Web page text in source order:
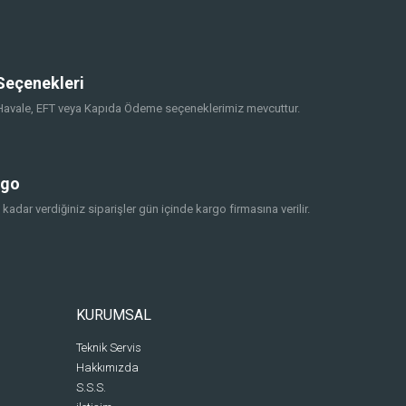
EFT veya Kapıda Ödeme seçeneklerimiz mevcuttur.
kadar verdiğiniz siparişler gün içinde kargo firmasına verilir.
KURUMSAL
Teknik Servis
Hakkımızda
S.S.S.